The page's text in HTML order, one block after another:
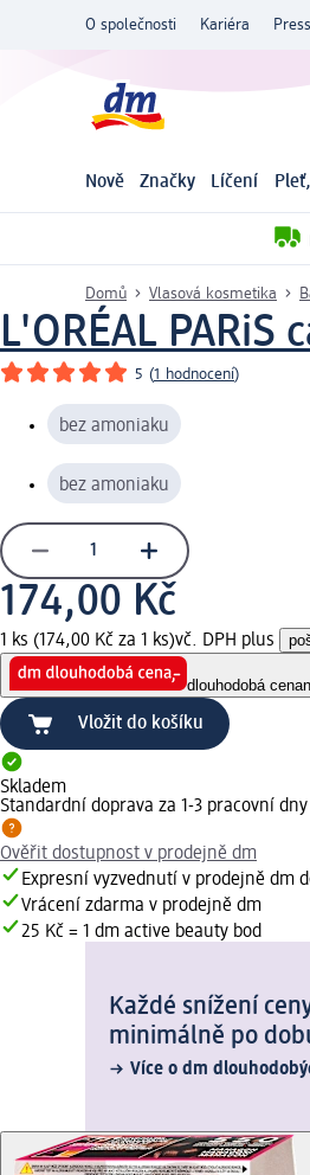
O společnosti Kariéra
Nově Značky Líčení
Domů Vlasová kosmetika
L'ORÉAL PARiS
5 (1 hodnocení)
bez amoniaku
bez amoniaku
174,00 Kč
1 ks (174,00 Kč za 1 ks)vč. DPH plus
dlouhodobá cena
Vložit do košíku
Skladem
Standardní doprava za 1-3 pracovní dny
Ověřit dostupnost v prodejně dm
Expresní vyzvednutí v prodejně dm
Vrácení zdarma v prodejně dm
25 Kč = 1 dm active beauty bod
Každé snížení
minimálně po
Více o dm